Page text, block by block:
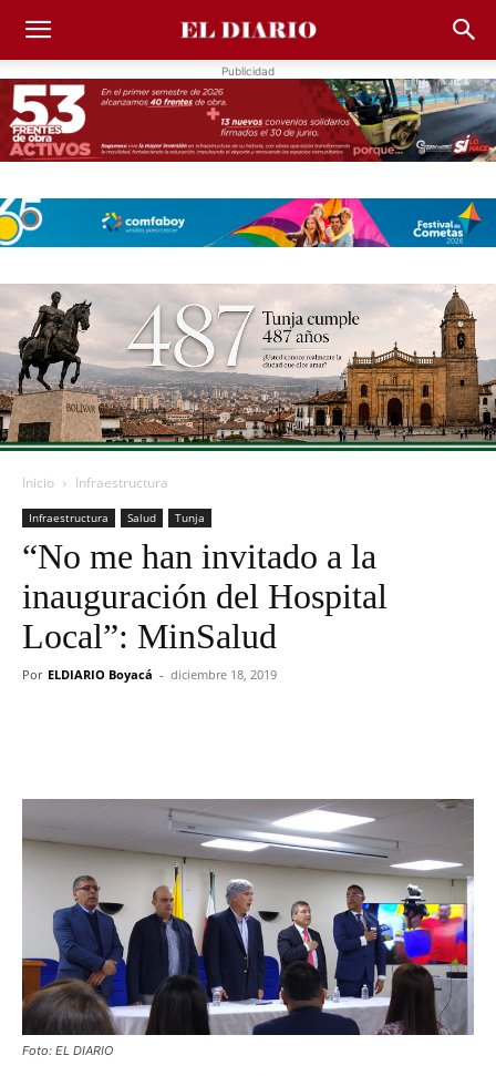
Publicidad
Inicio Infraestructura
Infraestructura Salud Tunja
“No me han invitado a la
inauguración del Hospital
Local”: MinSalud
Por ELDIARIO Boyacá - diciembre 18, 2019
Foto: EL DIARIO